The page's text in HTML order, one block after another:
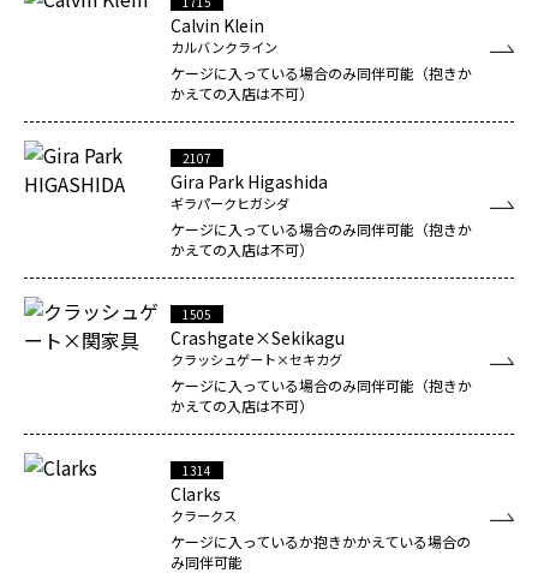
Calvin Klein
カルバンクライン
ケージに入っている場合のみ同伴可能（抱きか
かえての入店は不可）
2107
Gira Park Higashida
ギラパークヒガシダ
ケージに入っている場合のみ同伴可能（抱きか
かえての入店は不可）
1505
Crashgate×Sekikagu
クラッシュゲート×セキカグ
ケージに入っている場合のみ同伴可能（抱きか
かえての入店は不可）
1314
Clarks
クラークス
ケージに入っているか抱きかかえている場合の
み同伴可能